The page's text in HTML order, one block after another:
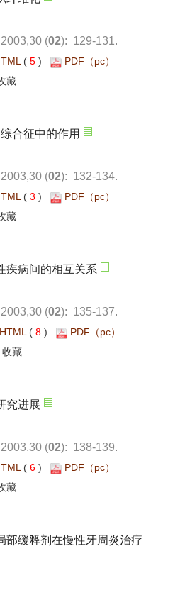
): 129-131.
5 )
): 132-134.
3 )
): 135-137.
8 )
): 138-139.
6 )